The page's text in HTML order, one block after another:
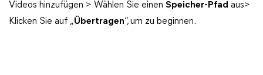
Videos hinzufügen > Wählen Sie einen Speicher-Pfad aus>
Klicken Sie auf „Übertragen“, um zu beginnen.